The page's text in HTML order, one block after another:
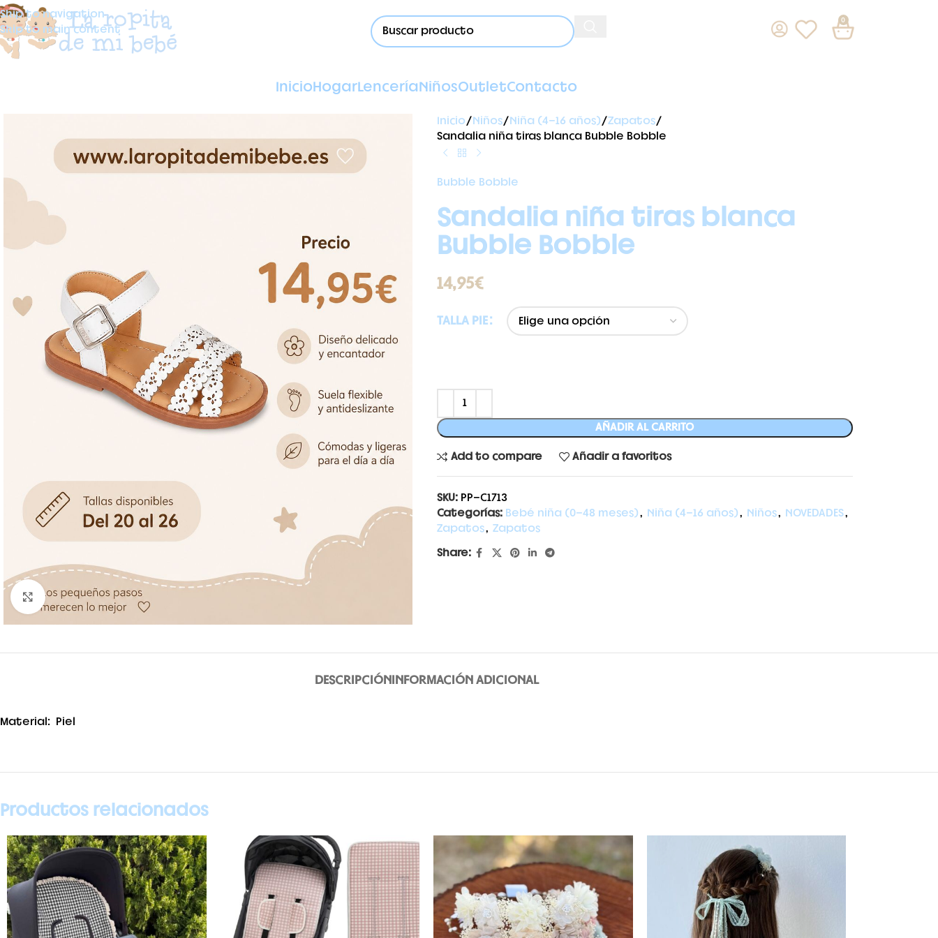
Skip to navigation
Skip to main content
0
InicioHogarLenceríaNiñosOutletContacto
Ampliar foto
Inicio Niños Niña (4-16 años)
Zapatos
Sandalia niña tiras blanca Bubble Bobble
Bubble Bobble
Sandalia niña tiras blanca
Bubble Bobble
14,95€
TALLA PIE
AÑADIR AL CARRITO
Add to compare Añadir a favoritos
SKU: PP-C1713
Categorías: Bebé niña (0-48 meses), Niña (4-16 años), Niños, NOVEDADES,
Zapatos, Zapatos
Share:
DESCRIPCIÓN INFORMACIÓN ADICIONAL
Material: Piel
Productos relacionados